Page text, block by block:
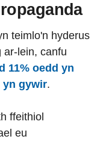
teimlo'n hyderus
ar-lein, canfu
11% oedd yn
yn gywir.
ffeithiol
eu